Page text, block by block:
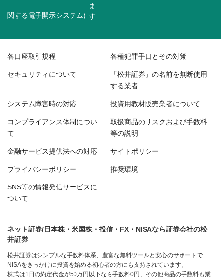
関する電子開示システム)
各口座取引規程 各種犯罪手口とその対策
セキュリティについて 「松井証券」の名前を無断使用
する業者
システム障害時の対応 投資用教材販売業者について
コンプライアンス体制につい
て
取扱商品のリスクおよび手数料
等の説明
金融サービス提供法への対応 サイトポリシー
プライバシーポリシー 推奨環境
SNS等の情報発信サービスに
ついて
ネット証券/日本株・米国株・投信・FX・NISAなら証券会社の松
井証券
松井証券はシンプルな手数料体系、豊富な無料ツールと安心のサポートで
NISAをきっかけに投資を始める初心者の方にも支持されています。
株式は1日の約定代金が50万円以下なら手数料0円、その他商品の手数料も業